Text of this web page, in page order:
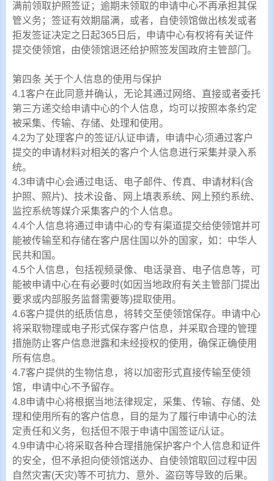
满前领取护照签证；逾期未领取的申请中心不再承担其保
管义务；签证有效期届满，或者，自使领馆做出核发或者
拒发签证决定之日起365日后，申请中心有权将有关证件
提交使领馆，由使领馆退还给护照签发国政府主管部门。
第四条 关于个人信息的使用与保护
4.1客户在此同意并确认，无论其通过网络、直接或者委托
第三方递交给申请中心的个人信息，均可以按照本条约定
被采集、传输、存储、处理和使用。
4.2为了处理客户的签证/认证申请，申请中心须通过客户
提交的申请材料对相关的客户个人信息进行采集并录入系
统。
4.3申请中心会通过电话、电子邮件、传真、申请材料(含
护照、照片)、技术设备、网上填表系统、网上预约系统、
监控系统等媒介采集客户的个人信息。
4.4个人信息将通过申请中心的专有渠道提交给使领馆并可
能被传输至和存储在客户居住国以外的国家，如：中华人
民共和国。
4.5个人信息，包括视频录像、电话录音、电子信息等，可
能被申请中心在有必要时(如因当地政府有关主管部门提出
要求或内部服务监督需要等)提取使用。
4.6客户提供的纸质信息，将转交至使领馆保存。申请中心
将采取物理或电子形式保存客户信息，并采取合理的管理
措施防止客户信息泄露和未经授权的使用，确保正确使用
所有信息。
4.7客户提供的生物信息，将以加密形式直接传输至使领
馆，申请中心不予留存。
4.8申请中心将根据当地法律规定，采集、传输、存储、处
理和使用所有的客户信息，目的是为了履行申请中心的法
定责任和义务，包括但不限于申请中国签证/认证。
4.9申请中心将采取各种合理措施保护客户个人信息和证件
的安全，但不承担向使领馆送办、自使领馆取回过程中因
自然灾害(天灾)等不可抗力、意外、盗窃等导致的后果。